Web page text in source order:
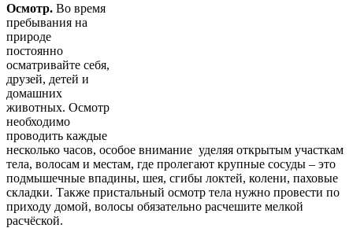
Осмотр. Во время
пребывания на
природе
постоянно
осматривайте себя,
друзей, детей и
домашних
животных. Осмотр
необходимо
проводить каждые
несколько часов, особое внимание уделяя открытым участкам
тела, волосам и местам, где пролегают крупные сосуды – это
подмышечные впадины, шея, сгибы локтей, колени, паховые
складки. Также пристальный осмотр тела нужно провести по
приходу домой, волосы обязательно расчешите мелкой
расчёской.